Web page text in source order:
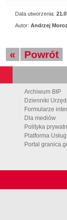
Data utworzenia:
Autor: Andrzej
« Powrót
Archiwum BIP
Dzienniki
Formularze
Dla mediów
Polityka
Platforma
Portal